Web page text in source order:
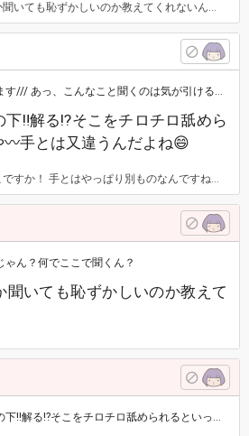
ても恥ずかしいのか教えてくれないんです😩
聞くのは気が引けるんですが、フェラで気持ちいい場所や、やり方教えてほしいです❤ …
下‼解る⁉そこをチロチロ舐めら
手とは又違うんだよね😄
手とはやっぱり別ものなんですね❤ ありがとうございます❤
ゃん？何でここで聞くん？
聞いても恥ずかしいのか教えて
こをチロチロ舐められるといっちゃうや〰手とは又違うんだよね😄